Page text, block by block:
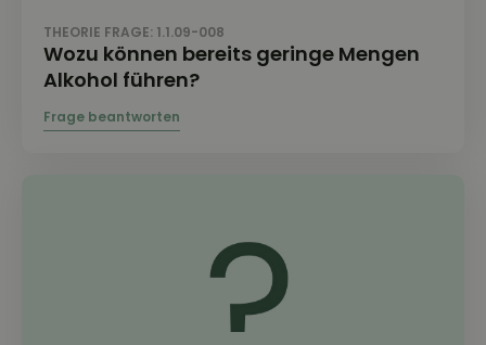
THEORIE FRAGE: 1.1.09-008
Wozu können bereits geringe Mengen
Alkohol führen?